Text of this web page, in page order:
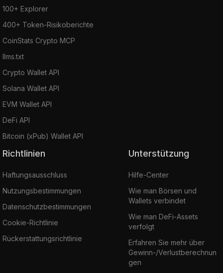
100+ Explorer
400+ Token-Risikoberichte
CoinStats Crypto MCP
llms.txt
Crypto Wallet API
Solana Wallet API
EVM Wallet API
DeFi API
Bitcoin (xPub) Wallet API
Richtlinien
Haftungsausschluss
Nutzungsbestimmungen
Datenschutzbestimmungen
Cookie-Richtlinie
Rückerstattungsrichtlinie
Unterstützung
Hilfe-Center
Wie man Börsen und
Wallets verbindet
Wie man DeFi-Assets
verfolgt
Erfahren Sie mehr über
Gewinn-/Verlustberechnun
gen